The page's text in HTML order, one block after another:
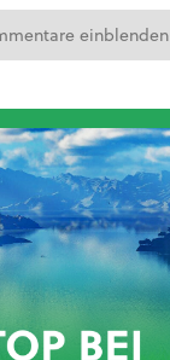
einblenden